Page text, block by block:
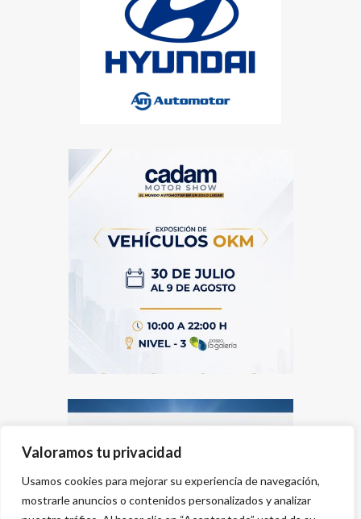
Valoramos tu privacidad
Usamos cookies para mejorar su experiencia de navegación,
mostrarle anuncios o contenidos personalizados y analizar